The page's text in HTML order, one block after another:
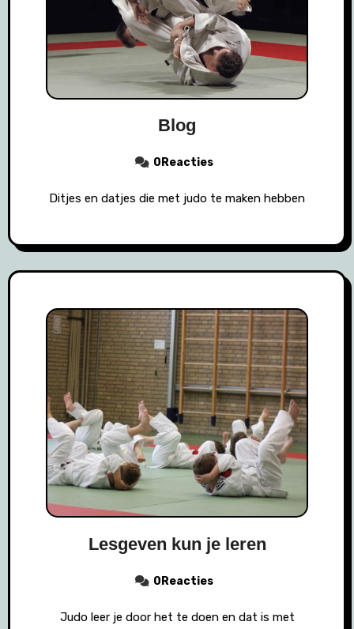
Blog
0Reacties
Ditjes en datjes die met judo te maken hebben
Lesgeven kun je leren
0Reacties
Judo leer je door het te doen en dat is met